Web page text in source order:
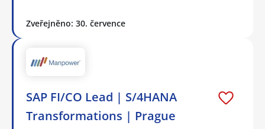
Zveřejněno: 30. července
SAP FI/CO Lead | S/4HANA
Transformations | Prague